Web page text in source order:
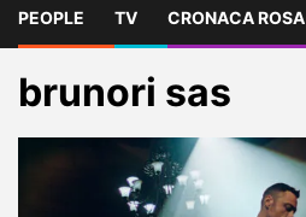
PEOPLE TV CRONACA ROSA
Home Blog brunori sas
brunori sas